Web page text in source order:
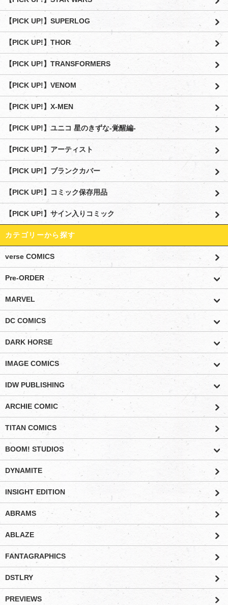
【PICK UP!】SUPERLOG
【PICK UP!】THOR
【PICK UP!】TRANSFORMERS
【PICK UP!】VENOM
【PICK UP!】X-MEN
【PICK UP!】ユニコ 星のきずな-覚醒編-
【PICK UP!】アーティスト
【PICK UP!】ブランクカバー
【PICK UP!】コミック保存用品
【PICK UP!】サイン入りコミック
カテゴリーから探す
verse COMICS
Pre-ORDER
MARVEL
DC COMICS
DARK HORSE
IMAGE COMICS
IDW PUBLISHING
ARCHIE COMIC
TITAN COMICS
BOOM! STUDIOS
DYNAMITE
INSIGHT EDITION
ABRAMS
ABLAZE
FANTAGRAPHICS
DSTLRY
PREVIEWS